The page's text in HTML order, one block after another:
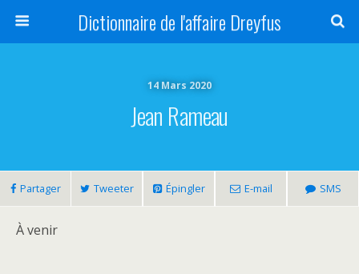
Dictionnaire de l'affaire Dreyfus
14 Mars 2020
Jean Rameau
Partager Tweeter Épingler E-mail SMS
À venir